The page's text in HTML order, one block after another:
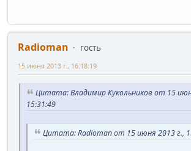
Radioman
гость
15 июня 2013 г., 16:18:19
Цитата: Владимир Кукольников от 15
15:31:49
Цитата: Radioman от 15 июня 2013 г.,